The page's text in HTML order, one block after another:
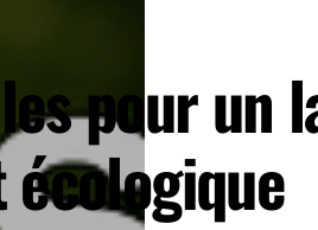
pour un
écologique